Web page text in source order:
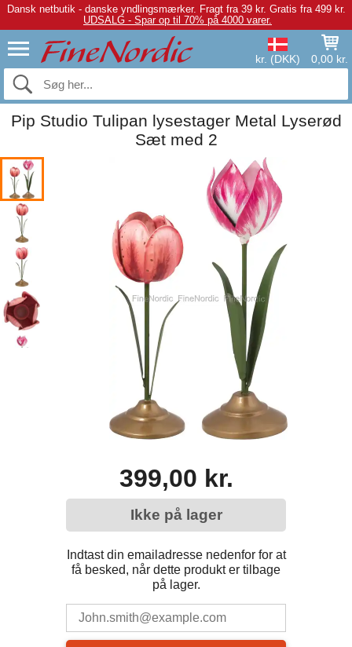
Dansk netbutik - danske yndlingsmærker. Fragt fra 39 kr. Gratis fra 499 kr.
UDSALG - Spar op til 70% på 4000 varer.
kr. (DKK) 0,00 kr.
Pip Studio Tulipan lysestager Metal Lyserød
Sæt med 2
399,00 kr.
Ikke på lager
Indtast din emailadresse nedenfor for at
få besked, når dette produkt er tilbage
på lager.